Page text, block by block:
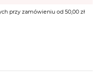
przy zamówieniu od 50,00 zł